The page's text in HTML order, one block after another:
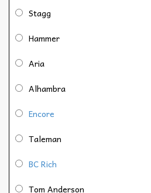
Stagg
Hammer
Aria
Alhambra
Encore
Taleman
BC Rich
Tom Anderson